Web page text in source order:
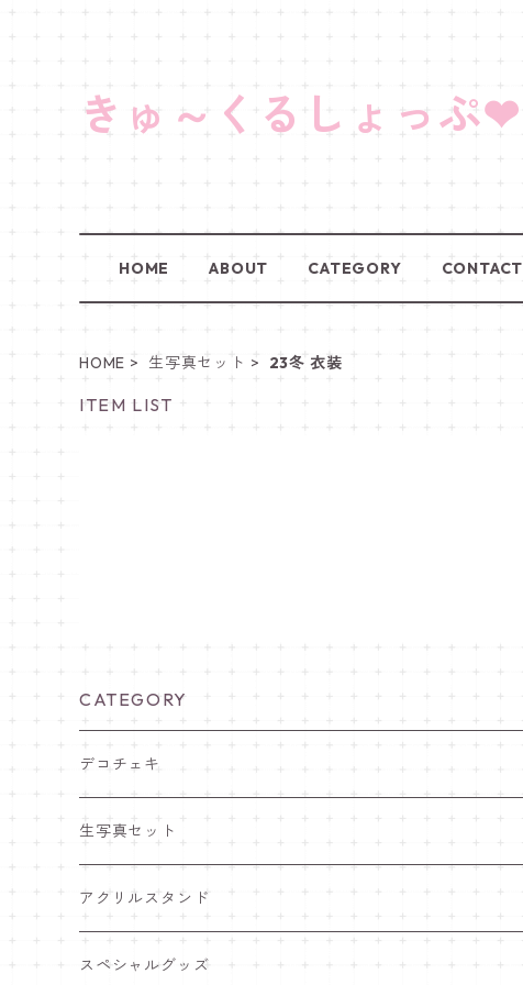
きゅ～くるしょっぷ❤
HOME ABOUT CATEGORY CONTACT
HOME 生写真セット 23冬 衣装
ITEM LIST
CATEGORY
デコチェキ
25夏 衣装
25.5 セーラー服
25.4 きゅ～くま
生写真セット
25夏 衣装
25.5 セーラー服
アクリルスタンド
25.5 セーラー服
スペシャルグッズ